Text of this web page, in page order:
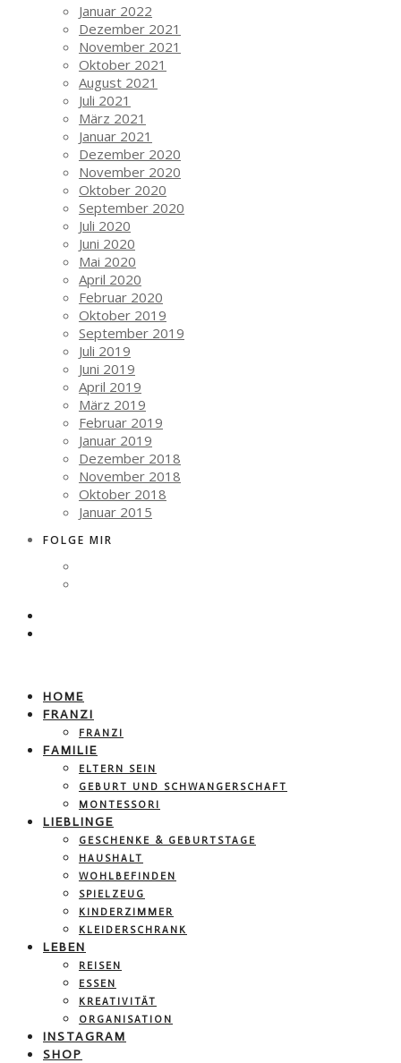
Januar 2022
Dezember 2021
November 2021
Oktober 2021
August 2021
Juli 2021
März 2021
Januar 2021
Dezember 2020
November 2020
Oktober 2020
September 2020
Juli 2020
Juni 2020
Mai 2020
April 2020
Februar 2020
Oktober 2019
September 2019
Juli 2019
Juni 2019
April 2019
März 2019
Februar 2019
Januar 2019
Dezember 2018
November 2018
Oktober 2018
Januar 2015
FOLGE MIR
HOME
FRANZI
FRANZI
FAMILIE
ELTERN SEIN
GEBURT UND SCHWANGERSCHAFT
MONTESSORI
LIEBLINGE
GESCHENKE & GEBURTSTAGE
HAUSHALT
WOHLBEFINDEN
SPIELZEUG
KINDERZIMMER
KLEIDERSCHRANK
LEBEN
REISEN
ESSEN
KREATIVITÄT
ORGANISATION
INSTAGRAM
SHOP